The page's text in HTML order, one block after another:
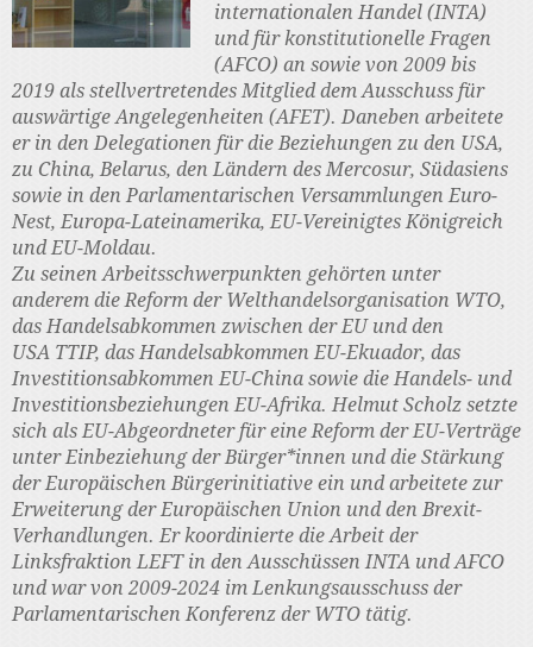
internationalen Handel (INTA)
und für konstitutionelle Fragen
(AFCO) an sowie von 2009 bis
2019 als stellvertretendes Mitglied dem Ausschuss für
auswärtige Angelegenheiten (AFET). Daneben arbeitete
er in den Delegationen für die Beziehungen zu den USA,
zu China, Belarus, den Ländern des Mercosur, Südasiens
sowie in den Parlamentarischen Versammlungen Euro-
Nest, Europa-Lateinamerika, EU-Vereinigtes Königreich
und EU-Moldau.
Zu seinen Arbeitsschwerpunkten gehörten unter
anderem die Reform der Welthandelsorganisation WTO,
das Handelsabkommen zwischen der EU und den
USA TTIP, das Handelsabkommen EU-Ekuador, das
Investitionsabkommen EU-China sowie die Handels- und
Investitionsbeziehungen EU-Afrika. Helmut Scholz setzte
sich als EU-Abgeordneter für eine Reform der EU-Verträge
unter Einbeziehung der Bürger*innen und die Stärkung
der Europäischen Bürgerinitiative ein und arbeitete zur
Erweiterung der Europäischen Union und den Brexit-
Verhandlungen. Er koordinierte die Arbeit der
Linksfraktion LEFT in den Ausschüssen INTA und AFCO
und war von 2009-2024 im Lenkungsausschuss der
Parlamentarischen Konferenz der WTO tätig.